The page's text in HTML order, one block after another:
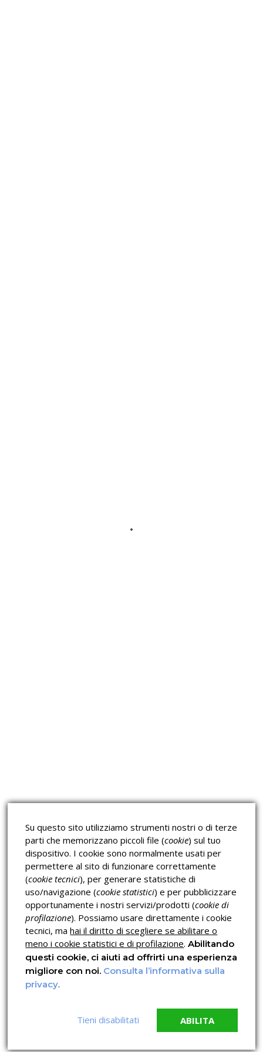
Verifica dell’autenticità
Privacy & Cookies Policy
© 2026 Copyright OPN ITALIA LAVORO C.F. 96044960795
Su questo sito utilizziamo strumenti nostri o di terze
parti che memorizzano piccoli file (cookie) sul tuo
dispositivo. I cookie sono normalmente usati per
permettere al sito di funzionare correttamente
(cookie tecnici), per generare statistiche di
uso/navigazione (cookie statistici) e per pubblicizzare
opportunamente i nostri servizi/prodotti (cookie di
profilazione). Possiamo usare direttamente i cookie
tecnici, mahai il diritto di scegliere se abilitare o
meno i cookie statistici e di profilazione.Abilitando
questi cookie, ci aiuti ad offrirti una esperienza
migliore con noi. Consulta l’informativa sulla
privacy.
ABILITA
Tieni disabilitati